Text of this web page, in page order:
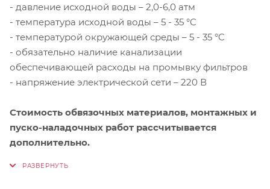
- давление исходной воды – 2,0-6,0 атм
- температура исходной воды – 5 - 35 °C
- температурой окружающей среды – 5 - 35 °C
- обязательно наличие канализации
обеспечивающей расходы на промывку фильтров
- напряжение электрической сети – 220 В
Стоимость обвязочных материалов, монтажных и
пуско-наладочных работ рассчитывается
дополнительно.